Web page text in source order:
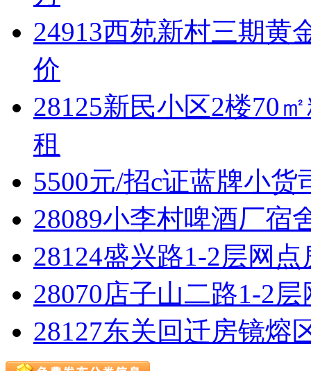
24913西苑新村三期黄
价
28125新民小区2楼70
租
5500元/招c证蓝牌小货
28089小李村啤酒厂宿
28124盛兴路1-2层网
28070店子山二路1-2
28127东关回迁房镜熔